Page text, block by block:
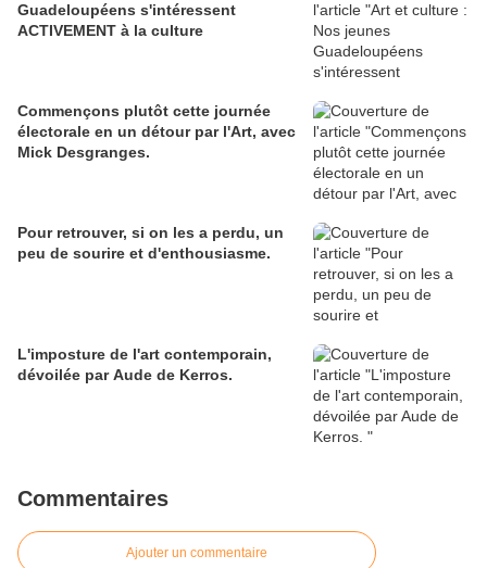
Guadeloupéens s'intéressent
ACTIVEMENT à la culture
Commençons plutôt cette journée
électorale en un détour par l'Art, avec
Mick Desgranges.
Pour retrouver, si on les a perdu, un
peu de sourire et d'enthousiasme.
L'imposture de l'art contemporain,
dévoilée par Aude de Kerros.
Commentaires
Ajouter un commentaire